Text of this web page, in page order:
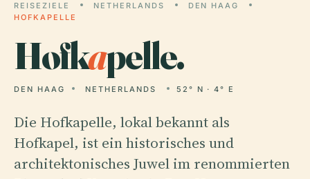
REISEZIELE NETHERLANDS
DEN HAAG
HOFKAPELLE
Hofkapelle.
DEN HAAG NETHERLANDS 52° N · 4° E
Die Hofkapelle, lokal bekannt als
Hofkapel, ist ein historisches und
architektonisches Juwel im renommierten